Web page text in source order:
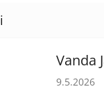
hvězdiček.
Vanda
9.5.2026